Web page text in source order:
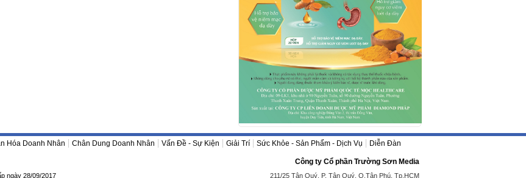
Hóa Doanh Nhân Chân Dung Doanh Nhân Vấn Đề - Sự Kiện Giải Trí Sức Khỏe - Sản Phẩm - Dịch Vụ Diễn Đàn
ngày 28/09/2017
Công ty Cổ phần Trường Sơn Media
211/25 Tân Quý, P. Tân Quý, Q.Tân Phú, Tp.HCM